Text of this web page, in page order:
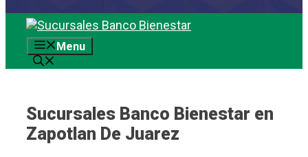
Saltar
contenidoMenu
Sucursales Banco Bienestar en
Zapotlan De Juarez